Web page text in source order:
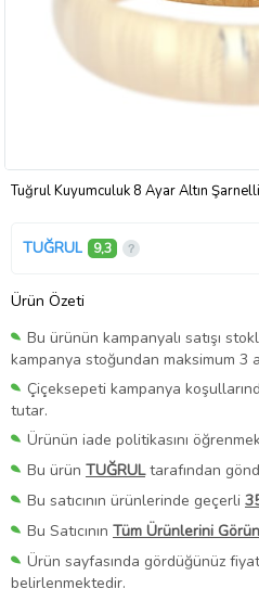
Tuğrul Kuyumculuk 8 Ayar Altın
TUĞRUL 9,3
Ürün Özeti
Bu ürünün kampanyalı satışı
kampanya stoğundan maksimum 3
Çiçeksepeti kampanya
tutar.
Ürünün iade politikasını
Bu ürün TUĞRULtarafından
Bu satıcının ürünlerinde geçerli
Bu Satıcının Tüm Ürünlerini
Ürün sayfasında gördüğünüz
belirlenmektedir.